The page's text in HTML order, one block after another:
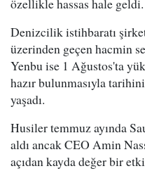
özellikle hassas hale geldi.
Denizcilik istihbaratı
üzerinden geçen hacmin
Yenbu ise 1 Ağustos'ta
hazır bulunmasıyla
yaşadı.
Husiler temmuz ayında
aldı ancak CEO Amin
açıdan kayda değer bir